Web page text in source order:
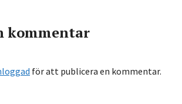
kommentar
för att publicera en kommentar.